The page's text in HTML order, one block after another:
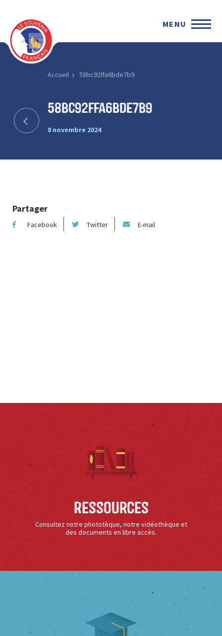
MENU
Accueil 58bc92ffa6bde7b9
58bc92ffa6bde7b9
8 novembre 2024
Partager
Facebook Twitter E-mail
Ressources
Consultez notre phototèque, notre vidéothèque et
des documents en libre accès.